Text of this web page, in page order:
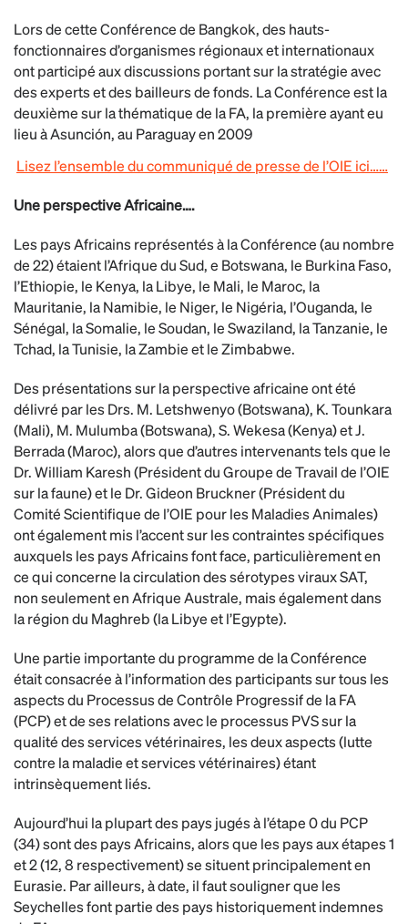
Lors de cette Conférence de Bangkok, des hauts-
fonctionnaires d’organismes régionaux et internationaux
ont participé aux discussions portant sur la stratégie avec
des experts et des bailleurs de fonds. La Conférence est la
deuxième sur la thématique de la FA, la première ayant eu
lieu à Asunción, au Paraguay en 2009
Lisez l’ensemble du communiqué de presse de l’OIE ici……
Une perspective Africaine….
Les pays Africains représentés à la Conférence (au nombre
de 22) étaient l’Afrique du Sud, e Botswana, le Burkina Faso,
l’Ethiopie, le Kenya, la Libye, le Mali, le Maroc, la
Mauritanie, la Namibie, le Niger, le Nigéria, l’Ouganda, le
Sénégal, la Somalie, le Soudan, le Swaziland, la Tanzanie, le
Tchad, la Tunisie, la Zambie et le Zimbabwe.
Des présentations sur la perspective africaine ont été
délivré par les Drs. M. Letshwenyo (Botswana), K. Tounkara
(Mali), M. Mulumba (Botswana), S. Wekesa (Kenya) et J.
Berrada (Maroc), alors que d’autres intervenants tels que le
Dr. William Karesh (Président du Groupe de Travail de l’OIE
sur la faune) et le Dr. Gideon Bruckner (Président du
Comité Scientifique de l’OIE pour les Maladies Animales)
ont également mis l’accent sur les contraintes spécifiques
auxquels les pays Africains font face, particulièrement en
ce qui concerne la circulation des sérotypes viraux SAT,
non seulement en Afrique Australe, mais également dans
la région du Maghreb (la Libye et l’Egypte).
Une partie importante du programme de la Conférence
était consacrée à l’information des participants sur tous les
aspects du Processus de Contrôle Progressif de la FA
(PCP) et de ses relations avec le processus PVS sur la
qualité des services vétérinaires, les deux aspects (lutte
contre la maladie et services vétérinaires) étant
intrinsèquement liés.
Aujourd’hui la plupart des pays jugés à l’étape 0 du PCP
(34) sont des pays Africains, alors que les pays aux étapes 1
et 2 (12, 8 respectivement) se situent principalement en
Eurasie. Par ailleurs, à date, il faut souligner que les
Seychelles font partie des pays historiquement indemnes